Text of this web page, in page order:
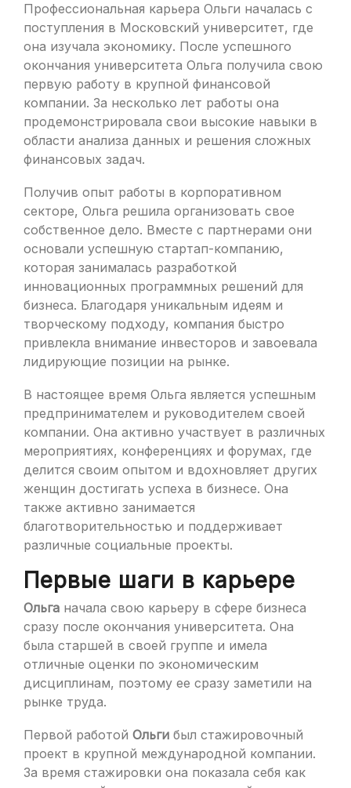
Профессиональная карьера Ольги началась с
поступления в Московский университет, где
она изучала экономику. После успешного
окончания университета Ольга получила свою
первую работу в крупной финансовой
компании. За несколько лет работы она
продемонстрировала свои высокие навыки в
области анализа данных и решения сложных
финансовых задач.
Получив опыт работы в корпоративном
секторе, Ольга решила организовать свое
собственное дело. Вместе с партнерами они
основали успешную стартап-компанию,
которая занималась разработкой
инновационных программных решений для
бизнеса. Благодаря уникальным идеям и
творческому подходу, компания быстро
привлекла внимание инвесторов и завоевала
лидирующие позиции на рынке.
В настоящее время Ольга является успешным
предпринимателем и руководителем своей
компании. Она активно участвует в различных
мероприятиях, конференциях и форумах, где
делится своим опытом и вдохновляет других
женщин достигать успеха в бизнесе. Она
также активно занимается
благотворительностью и поддерживает
различные социальные проекты.
Первые шаги в карьере
Ольга начала свою карьеру в сфере бизнеса
сразу после окончания университета. Она
была старшей в своей группе и имела
отличные оценки по экономическим
дисциплинам, поэтому ее сразу заметили на
рынке труда.
Первой работой Ольги был стажировочный
проект в крупной международной компании.
За время стажировки она показала себя как